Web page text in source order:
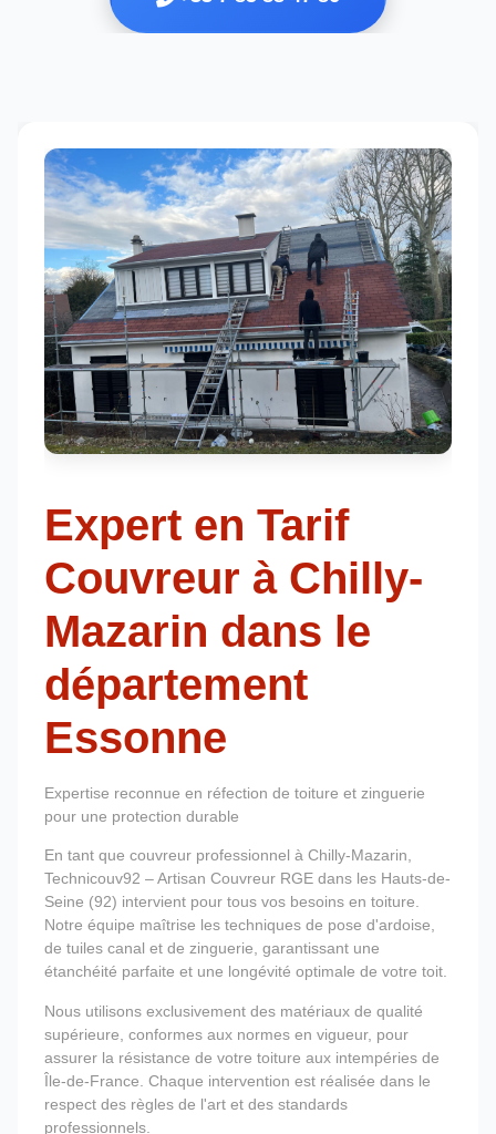
Expert en Tarif
Couvreur à Chilly-
Mazarin dans le
département
Essonne
Expertise reconnue en réfection de toiture et zinguerie
pour une protection durable
En tant que couvreur professionnel à Chilly-Mazarin,
Technicouv92 – Artisan Couvreur RGE dans les Hauts-de-
Seine (92) intervient pour tous vos besoins en toiture.
Notre équipe maîtrise les techniques de pose d'ardoise,
de tuiles canal et de zinguerie, garantissant une
étanchéité parfaite et une longévité optimale de votre toit.
Nous utilisons exclusivement des matériaux de qualité
supérieure, conformes aux normes en vigueur, pour
assurer la résistance de votre toiture aux intempéries de
Île-de-France. Chaque intervention est réalisée dans le
respect des règles de l'art et des standards
professionnels.